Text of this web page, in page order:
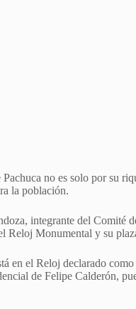
no es solo por su
la población.
integrante del Comité
Reloj Monumental y su
en el Reloj declarado
de Felipe Calderón,